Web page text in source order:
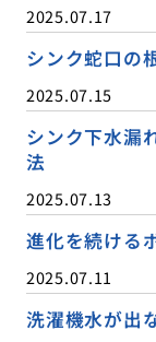
2025.07.17
シンク蛇口の
2025.07.15
シンク下水漏
法
2025.07.13
進化を続ける
2025.07.11
洗濯機水が出